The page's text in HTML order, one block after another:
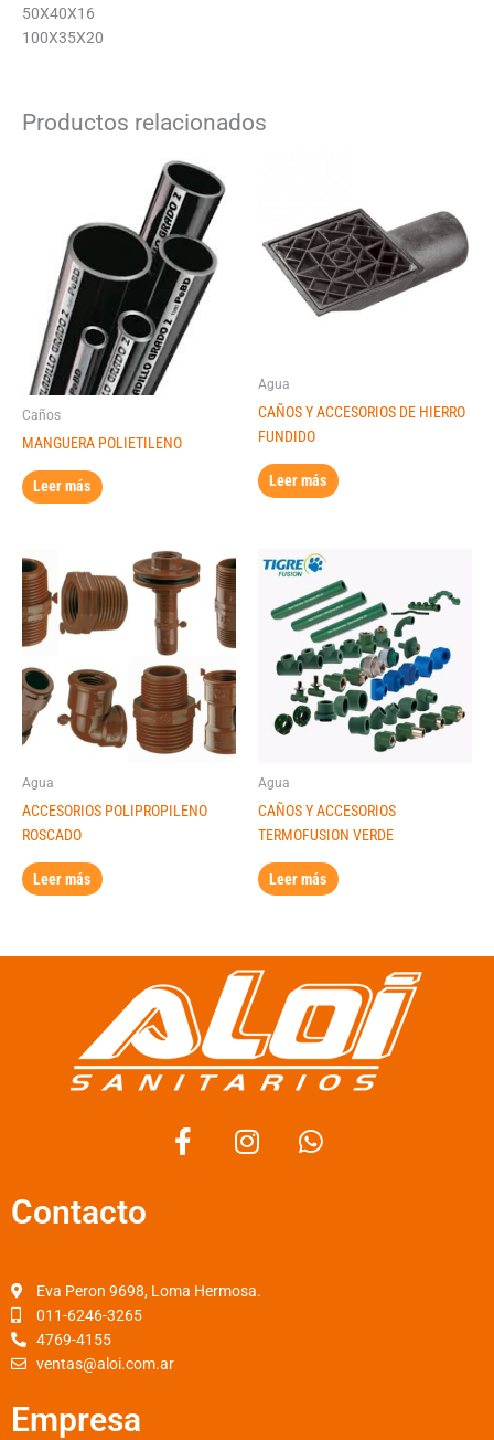
50X40X16
100X35X20
Productos relacionados
Caños
MANGUERA POLIETILENO
Leer más
Agua
CAÑOS Y ACCESORIOS DE HIERRO
FUNDIDO
Leer más
Agua
ACCESORIOS POLIPROPILENO
ROSCADO
Leer más
Agua
CAÑOS Y ACCESORIOS
TERMOFUSION VERDE
Leer más
F
a
o
I
n
r
W
h
Contacto
Eva Peron 9698, Loma Hermosa.
011-6246-3265
4769-4155
ventas@aloi.com.ar
Empresa